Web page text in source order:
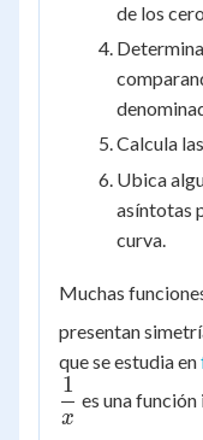
de los
Calcula
Ubica
asíntotas
curva.
Muchas
presentan
que se estudia en
x
1
es una